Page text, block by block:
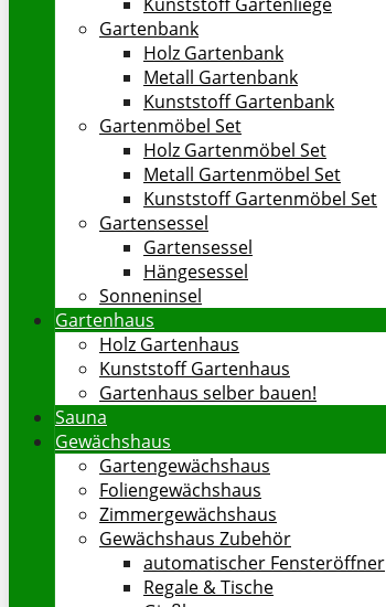
Gartenbank
Holz Gartenbank
Metall Gartenbank
Kunststoff Gartenbank
Gartenmöbel Set
Holz Gartenmöbel Set
Metall Gartenmöbel Set
Kunststoff Gartenmöbel Set
Gartensessel
Gartensessel
Hängesessel
Sonneninsel
Gartenhaus
Holz Gartenhaus
Kunststoff Gartenhaus
Gartenhaus selber bauen!
Sauna
Gewächshaus
Gartengewächshaus
Foliengewächshaus
Zimmergewächshaus
Gewächshaus Zubehör
automatischer Fensteröffner
Regale & Tische